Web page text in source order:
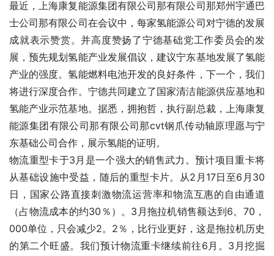
最近，上海康复能源集团有限公司那有限公司那郑州宇通巴
士公司那有限公司在会议中，每家氢能源公司对宁德的发展
成就表示赞赏。并高度赞扬了宁德基础党工作委员会的发
展，预先规划氢能产业发展倡议，建议宁东基地发展了氢能
产业的强度。氢能燃料电池开发的良好条件，下一个，我们
将进行深度合作。宁德共同建立了国家清洁能源供应基地和
氢能产业示范基地。据悉，拥抱哲，执行副总裁，上海康复
能源集团有限公司那有限公司那cvt钢爪传动轴原理愿与宁
东基础公司合作，展示氢能的证明。
物流重型卡于3月是一个强大的销售武力。预计项目重卡将
从基础设施中受益，随后的重型卡片。从2月17日至6月30
日，国家公路直接刺激物流运营率和物流互惠的自由通道
（占物流成本的约30％）。3月拖拉机销售额达到6。70，
000单位，只会减少2。2％，比行业更好，这是拖拉机历史
的第二个旺盛。我们预计物流重卡继续前往6月。3月挖掘